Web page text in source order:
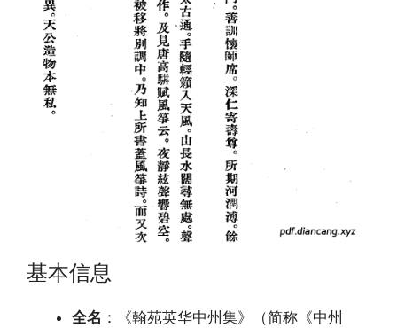
基本信息
全名 ：《翰苑英华中州集》（简称《中州